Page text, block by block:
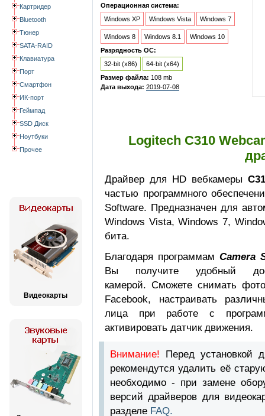
Картридер
Bluetooth
Тюнер
SATA-RAID
Клавиатура
Порт
Смартфон
ИК-порт
Геймпад
SSD Диск
Ноутбуки
Прочее
Видеокарты
Операционная система:
Windows XP
Windows Vista Windows 7
Windows 8 Windows 8.1
Windows 10
Разрядность ОС:
32-bit (x86)
64-bit (x64)
Размер файла: 108 mb
Дата выхода: 2019-07-08
Logitech C310
Драйвер для HD вебкамеры
частью программного
Software. Предназначен для
Windows Vista, Windows 7,
бита.
Благодаря программам Camera
Вы получите удобный
камерой. Сможете снимать
Facebook, настраивать
лица при работе с
активировать датчик движения.
Внимание! Перед установкой
рекомендутся удалить её
необходимо - при замене
версий драйверов для
разделе FAQ.